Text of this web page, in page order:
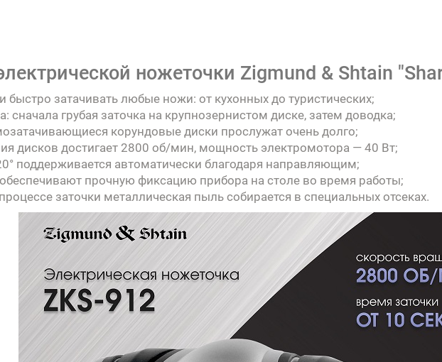
ножеточки Zigmund & Shtain
быстро затачивать любые ножи: от кухонных до туристических;
сначала грубая заточка на крупнозернистом диске, затем доводка;
корундовые диски прослужат очень долго;
дисков достигает 2800 об/мин, мощность электромотора — 40 Вт;
поддерживается автоматически благодаря направляющим;
прочную фиксацию прибора на столе во время работы;
заточки металлическая пыль собирается в специальных отсеках.